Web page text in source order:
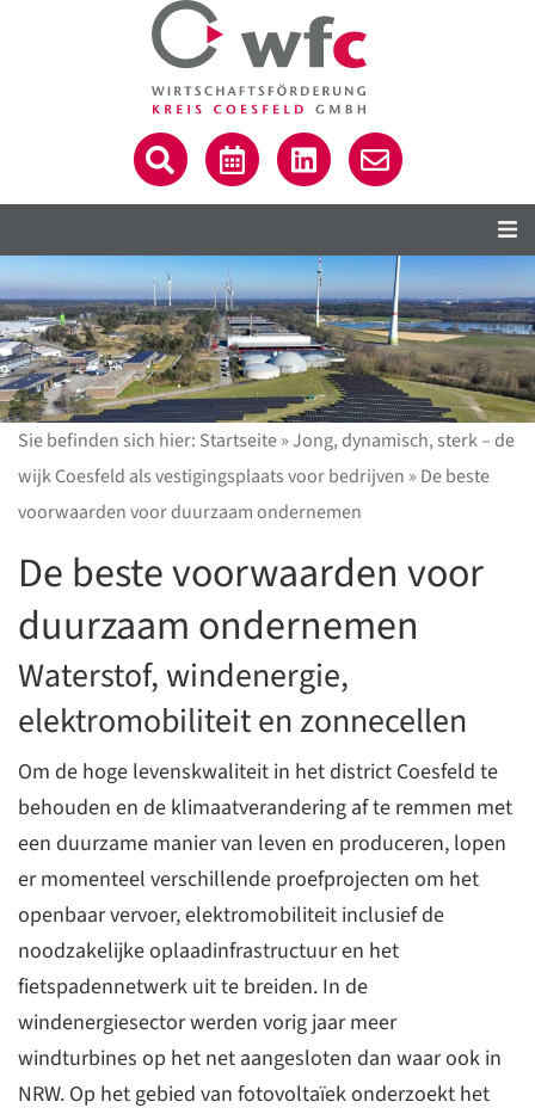
Sie befinden sich hier: Startseite»Jong, dynamisch, sterk – de
wijk Coesfeld als vestigingsplaats voor bedrijven » De beste
voorwaarden voor duurzaam ondernemen
De beste voorwaarden voor
duurzaam ondernemen
Waterstof, windenergie,
elektromobiliteit en zonnecellen
Om de hoge levenskwaliteit in het district Coesfeld te
behouden en de klimaatverandering af te remmen met
een duurzame manier van leven en produceren, lopen
er momenteel verschillende proefprojecten om het
openbaar vervoer, elektromobiliteit inclusief de
noodzakelijke oplaadinfrastructuur en het
fietspadennetwerk uit te breiden. In de
windenergiesector werden vorig jaar meer
windturbines op het net aangesloten dan waar ook in
NRW. Op het gebied van fotovoltaïek onderzoekt het